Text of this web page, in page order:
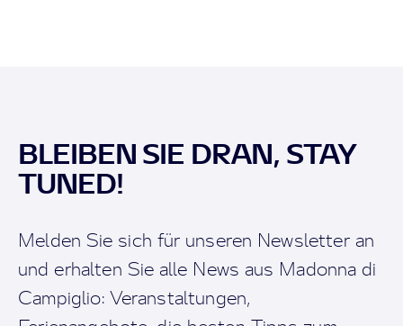
BLEIBEN SIE DRAN, STAY
TUNED!
Melden Sie sich für unseren Newsletter an
und erhalten Sie alle News aus Madonna di
Campiglio: Veranstaltungen,